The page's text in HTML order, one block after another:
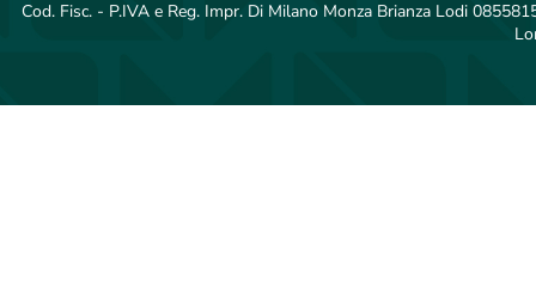
Cod. Fisc. - P.IVA e Reg. Impr. Di Milano Monza Brianza Lodi